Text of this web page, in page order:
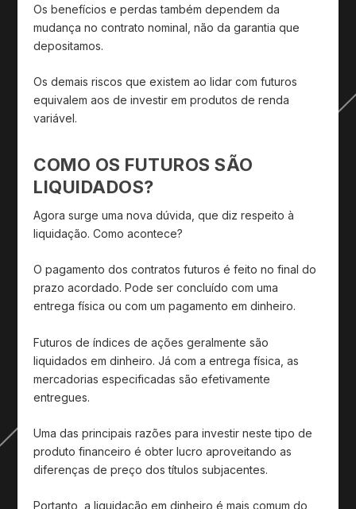
Os benefícios e perdas também dependem da
mudança no contrato nominal, não da garantia que
depositamos.
Os demais riscos que existem ao lidar com futuros
equivalem aos de investir em produtos de renda
variável.
COMO OS FUTUROS SÃO
LIQUIDADOS?
Agora surge uma nova dúvida, que diz respeito à
liquidação. Como acontece?
O pagamento dos contratos futuros é feito no final do
prazo acordado. Pode ser concluído com uma
entrega física ou com um pagamento em dinheiro.
Futuros de índices de ações geralmente são
liquidados em dinheiro. Já com a entrega física, as
mercadorias especificadas são efetivamente
entregues.
Uma das principais razões para investir neste tipo de
produto financeiro é obter lucro aproveitando as
diferenças de preço dos títulos subjacentes.
Portanto, a liquidação em dinheiro é mais comum do